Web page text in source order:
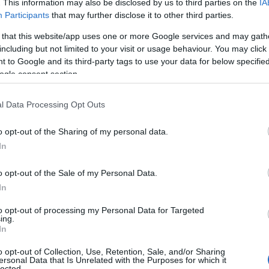
This information may also be disclosed by us to third parties on the
Participants that may further disclose it to other third parties.
that this website/app uses one or more Google services and may
but not limited to your visit or usage behaviour. You may
to Google and its third-party tags to use your data for below
consent section.
Data Processing Opt Outs
opt-out of the Sharing of my personal data.
opt-out of the Sale of my Personal Data.
opt-out of processing my Personal Data for Targeted
opt-out of Collection, Use, Retention, Sale, and/or Sharing
Data that Is Unrelated with the Purposes for which it
αποκαλύπτει τα πιο βρώμικά σημεία στο
Advertisement -